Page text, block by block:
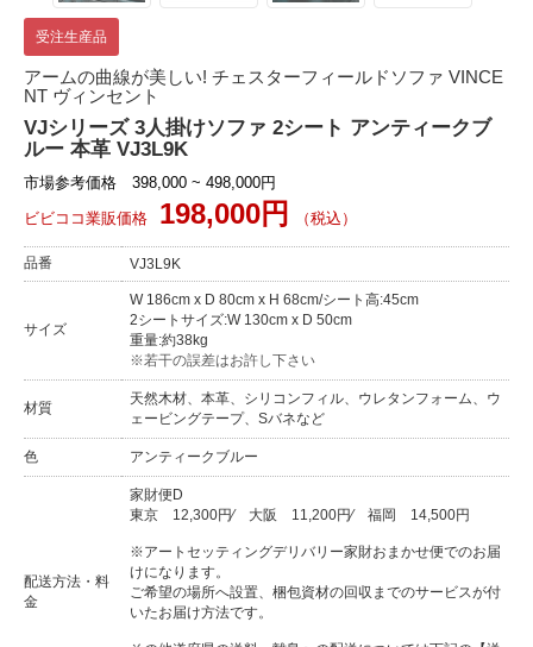
受注生産品
アームの曲線が美しい! チェスターフィールドソファ VINCE
NT ヴィンセント
VJシリーズ 3人掛けソファ 2シート アンティークブ
ルー 本革 VJ3L9K
市場参考価格 398,000 ~ 498,000円
ビビココ業販価格
198,000円 （税込）
品番 VJ3L9K
サイズ
W 186cm x D 80cm x H 68cm/シート高:45cm
2シートサイズ:W 130cm x D 50cm
重量:約38kg
※若干の誤差はお許し下さい
材質
天然木材、本革、シリコンフィル、ウレタンフォーム、ウ
ェービングテープ、Sバネなど
色 アンティークブルー
配送方法・料
金
家財便D
東京
12,300円⁄ 大阪 11,200円⁄ 福岡 14,500円
※アートセッティングデリバリー家財おまかせ便でのお届
けになります。
ご希望の場所へ設置、梱包資材の回収までのサービスが付
いたお届け方法です。